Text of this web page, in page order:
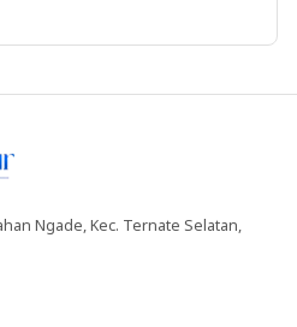
Ngade, Kec. Ternate Selatan,